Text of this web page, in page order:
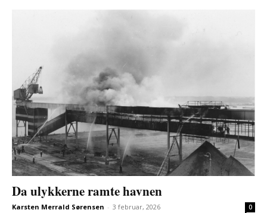
Da ulykkerne ramte havnen
Karsten Merrald Sørensen - 3 februar, 2026 0